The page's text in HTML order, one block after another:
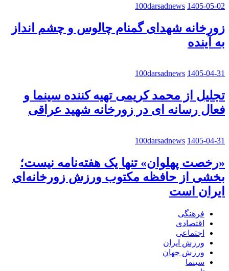
100darsadnews 1405-05-02
زورخانه شهدای گمنام چالوس و چشم انداز
به آینده
100darsadnews 1405-04-31
تجلیل از محمد کریمی تهیه کننده سینما و
فعال رسانه ای در زورخانه شهید عراقی
100darsadnews 1405-04-31
«رخصت پهلوان» تنها یک هفته‌نامه نیست؛
بخشی از حافظه مکتوب ورزش زورخانه‌ای
ایران است
فرهنگی
اقتصادی
اجتماعی
ورزش ایران
ورزش جهان
سینما